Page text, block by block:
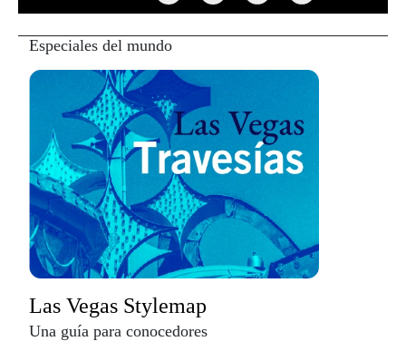
Especiales del mundo
Las Vegas Stylemap
Una guía para conocedores